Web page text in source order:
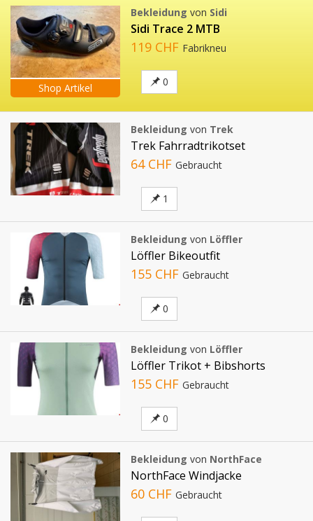
Shop Artikel
Bekleidung von Sidi
Sidi Trace 2 MTB
119 CHF Fabrikneu
0
Bekleidung von Trek
Trek Fahrradtrikotset
64 CHF Gebraucht
1
Bekleidung von Löffler
Löffler Bikeoutfit
155 CHF Gebraucht
0
Bekleidung von Löffler
Löffler Trikot + Bibshorts
155 CHF Gebraucht
0
Bekleidung von NorthFace
NorthFace Windjacke
60 CHF Gebraucht